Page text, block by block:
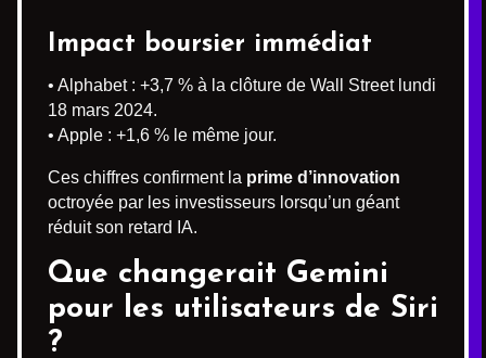
Impact boursier immédiat
• Alphabet : +3,7 % à la clôture de Wall Street lundi
18 mars 2024.
• Apple : +1,6 % le même jour.
Ces chiffres confirment la prime d’innovation
octroyée par les investisseurs lorsqu’un géant
réduit son retard IA.
Que changerait Gemini
pour les utilisateurs de Siri
?